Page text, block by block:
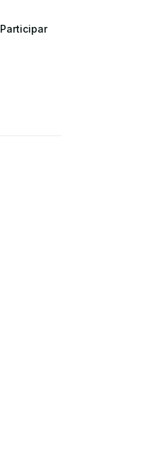
Participar